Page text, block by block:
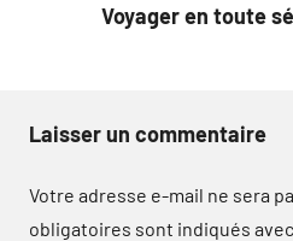
Voyager en toute
Laisser un commentaire
Votre adresse e-mail ne sera
obligatoires sont indiqués avec